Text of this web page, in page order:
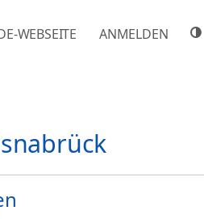
WEBSEITE ANMELDEN